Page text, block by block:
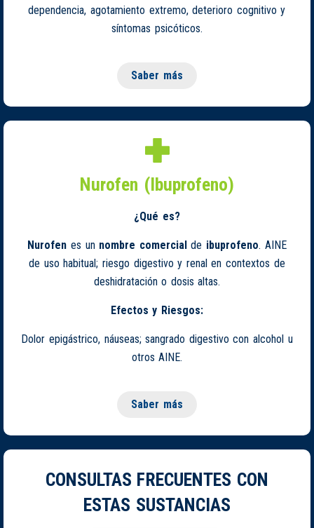
dependencia, agotamiento extremo, deterioro cognitivo y
síntomas psicóticos.
Saber más
Nurofen (Ibuprofeno)
¿Qué es?
Nurofen es un nombre comercialde ibuprofeno. AINE
de uso habitual; riesgo digestivo y renal en contextos de
deshidratación o dosis altas.
Efectos y Riesgos:
Dolor epigástrico, náuseas; sangrado digestivo con alcohol u
otros AINE.
Saber más
CONSULTAS FRECUENTES CON
ESTAS SUSTANCIAS